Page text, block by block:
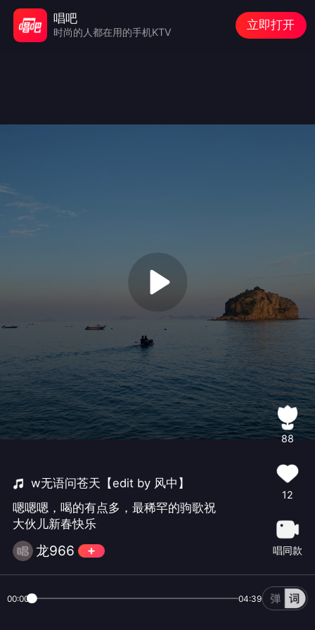
w无语问苍天【edit by 风中】
嗯嗯嗯，喝的有点多，最稀罕的驹歌祝
大伙儿新春快乐
龙966
88
12
唱同款
00:00 04:39
唱吧
时尚的人都在用的手机KTV
立即打开